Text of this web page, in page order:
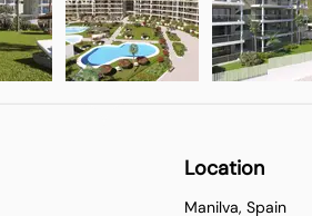
Location
Manilva, Spain